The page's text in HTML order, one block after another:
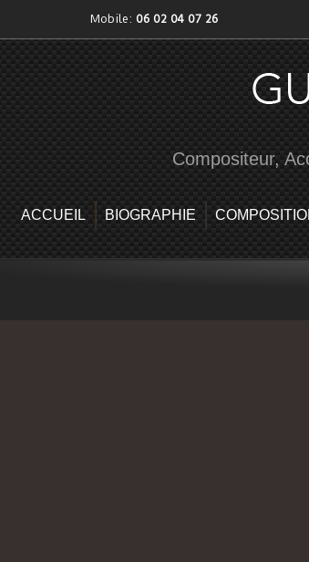
Compositeur,
ACCUEIL BIOGRAPHIE
Mobile: 06 02 04 07 26